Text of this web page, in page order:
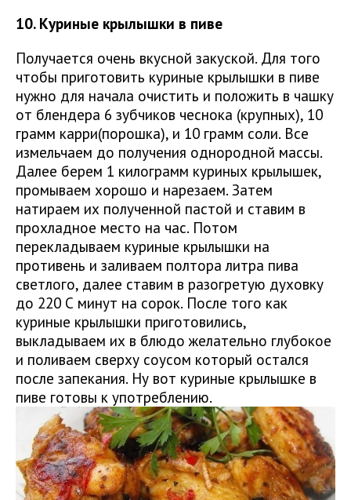
10. Куриные крылышки в пиве
Получается очень вкусной закуской. Для того
чтобы приготовить куриные крылышки в пиве
нужно для начала очистить и положить в чашку
от блендера 6 зубчиков чеснока (крупных), 10
грамм карри(порошка), и 10 грамм соли. Все
измельчаем до получения однородной массы.
Далее берем 1 килограмм куриных крылышек,
промываем хорошо и нарезаем. Затем
натираем их полученной пастой и ставим в
прохладное место на час. Потом
перекладываем куриные крылышки на
противень и заливаем полтора литра пива
светлого, далее ставим в разогретую духовку
до 220 С минут на сорок. После того как
куриные крылышки приготовились,
выкладываем их в блюдо желательно глубокое
и поливаем сверху соусом который остался
после запекания. Ну вот куриные крылышке в
пиве готовы к употреблению.